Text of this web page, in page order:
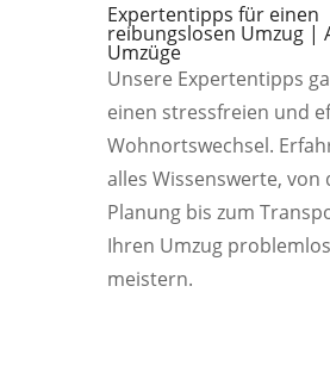
Expertentipps für einen
reibungslosen Umzug |
Umzüge
Unsere Expertentipps
einen stressfreien und
Wohnortswechsel.
alles Wissenswerte, von
Planung bis zum
Ihren Umzug
meistern.